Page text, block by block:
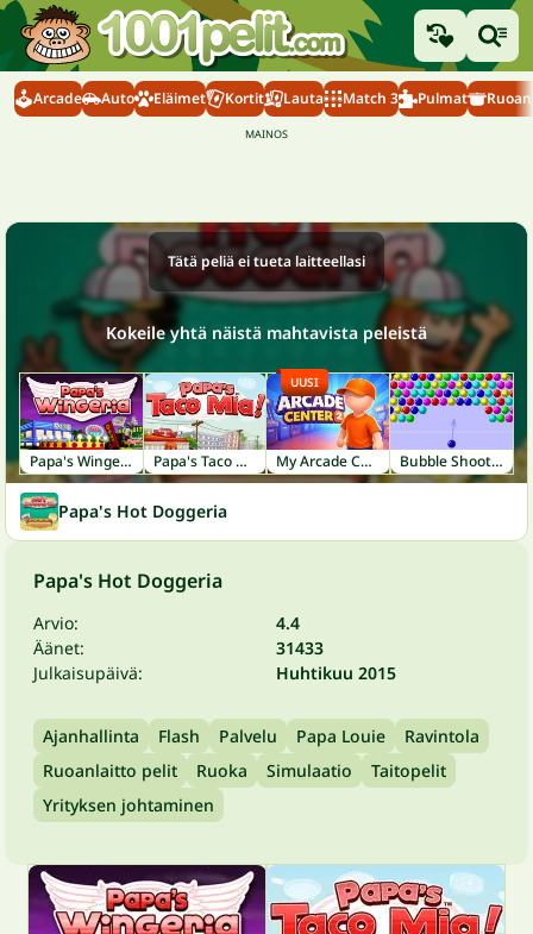
Arcade Auto Eläimet Kortit Lauta Match 3 Pulmat
Tätä peliä ei tueta laitteellasi
Kokeile yhtä näistä mahtavista peleistä
Papa's Wingeria Papa's Taco Mia! My Arcade Center 2
UUSI
Bubble Shooter
Papa's Hot Doggeria
Papa's Hot Doggeria
Arvio:
4.4
Äänet:
31433
Julkaisupäivä:
Huhtikuu 2015
Ajanhallinta Flash Palvelu Papa Louie
Ravintola
Ruoanlaitto pelit
Ruoka Simulaatio
Taitopelit
Yrityksen johtaminen